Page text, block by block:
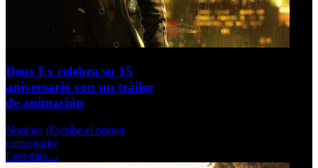
Deus Ex celebra su 15
aniversario con un tráiler
de animación
Noticias ¡Escribe el primer
comentario!
Leer más ...